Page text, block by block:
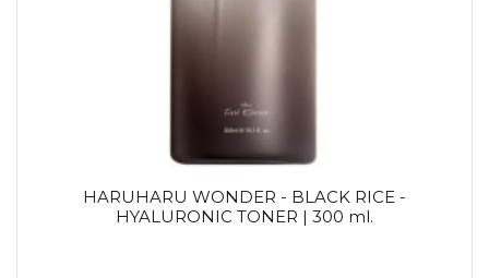
HARUHARU WONDER - BLACK RICE -
HYALURONIC TONER | 300 ml.